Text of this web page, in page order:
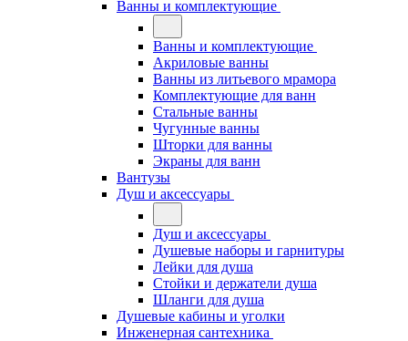
Ванны и комплектующие
Ванны и комплектующие
Акриловые ванны
Ванны из литьевого мрамора
Комплектующие для ванн
Стальные ванны
Чугунные ванны
Шторки для ванны
Экраны для ванн
Вантузы
Душ и аксессуары
Душ и аксессуары
Душевые наборы и гарнитуры
Лейки для душа
Стойки и держатели душа
Шланги для душа
Душевые кабины и уголки
Инженерная сантехника